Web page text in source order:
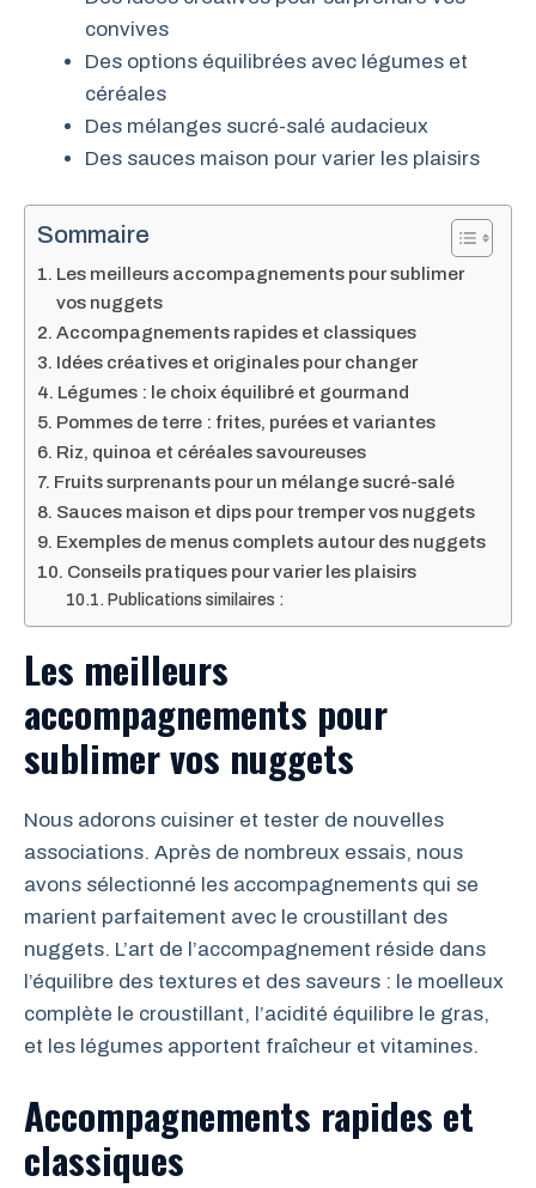
convives
Des options équilibrées avec légumes et
céréales
Des mélanges sucré-salé audacieux
Des sauces maison pour varier les plaisirs
Sommaire
Les meilleurs accompagnements pour sublimer
vos nuggets
Accompagnements rapides et classiques
Idées créatives et originales pour changer
Légumes : le choix équilibré et gourmand
Pommes de terre : frites, purées et variantes
Riz, quinoa et céréales savoureuses
Fruits surprenants pour un mélange sucré-salé
Sauces maison et dips pour tremper vos nuggets
Exemples de menus complets autour des nuggets
Conseils pratiques pour varier les plaisirs
Publications similaires :
Les meilleurs
accompagnements pour
sublimer vos nuggets
Nous adorons cuisiner et tester de nouvelles
associations. Après de nombreux essais, nous
avons sélectionné les accompagnements qui se
marient parfaitement avec le croustillant des
nuggets. L’art de l’accompagnement réside dans
l’équilibre des textures et des saveurs : le moelleux
complète le croustillant, l’acidité équilibre le gras,
et les légumes apportent fraîcheur et vitamines.
Accompagnements rapides et
classiques